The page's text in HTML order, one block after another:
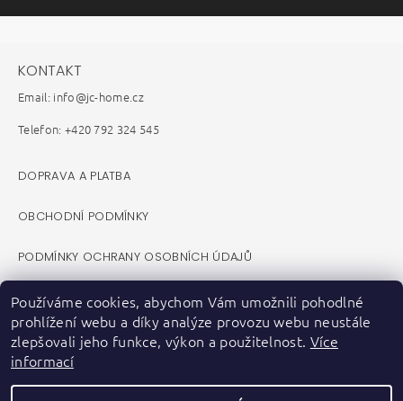
KONTAKT
Email: info@jc-home.cz
Telefon: +420 792 324 545
DOPRAVA A PLATBA
OBCHODNÍ PODMÍNKY
PODMÍNKY OCHRANY OSOBNÍCH ÚDAJŮ
REKLAMAČNÍ ŘÁD
VELKOOBCHOD B2B
Používáme cookies, abychom Vám umožnili pohodlné
prohlížení webu a díky analýze provozu webu neustále
zlepšovali jeho funkce, výkon a použitelnost. Více
informací